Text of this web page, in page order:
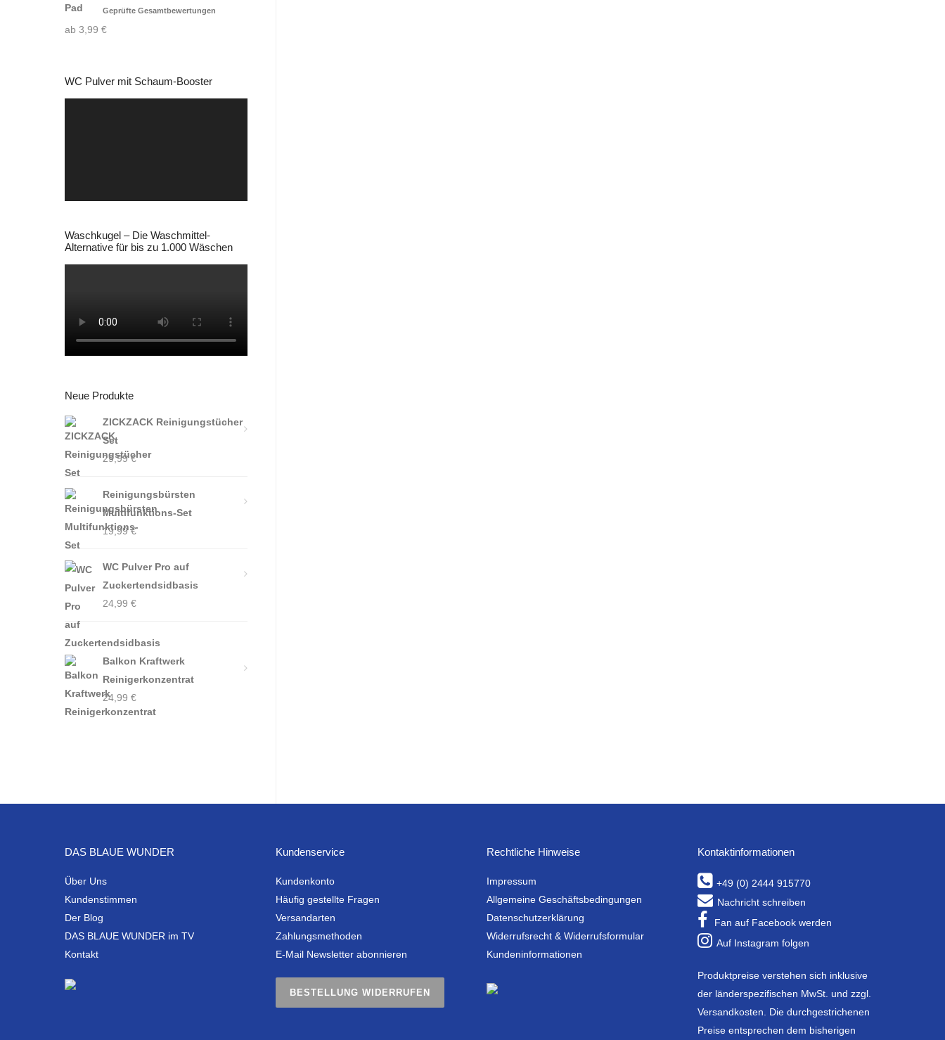
Bewertet
mit5.00
Geprüfte Gesamtbewertungen
ab 3,99 €
WC Pulver mit Schaum-Booster
Waschkugel – Die Waschmittel-
Alternative für bis zu 1.000 Wäschen
Neue Produkte
ZICKZACK Reinigungstücher
Set
29,99€
Reinigungsbürsten
Multifunktions-Set
19,99€
WC Pulver Pro auf
Zuckertendsidbasis
24,99 €
Balkon Kraftwerk
Reinigerkonzentrat
24,99 €
DAS BLAUE WUNDER
Über Uns
Kundenstimmen
Der Blog
DAS BLAUE WUNDER im TV
Kontakt
Kundenservice
Kundenkonto
Häufig gestellte Fragen
Versandarten
Zahlungsmethoden
E-Mail Newsletter abonnieren
BESTELLUNG WIDERRUFEN
Rechtliche Hinweise
Impressum
Allgemeine Geschäftsbedingungen
Datenschutzerklärung
Widerrufsrecht & Widerrufsformular
Kundeninformationen
Kontaktinformationen
+49 (0) 2444 915770
Nachricht schreiben
Fan auf Facebook werden
Auf Instagram folgen
Produktpreise verstehen sich inklusive
der länderspezifischen MwSt. und zzgl.
Versandkosten. Die durchgestrichenen
Preise entsprechen dem bisherigen